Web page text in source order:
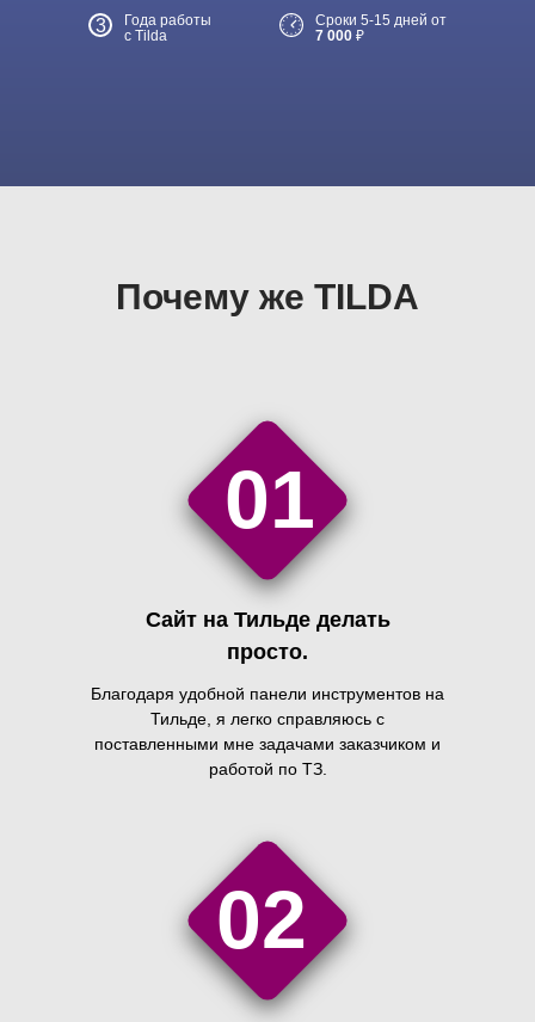
Года работы
с Tilda
Сроки 5-15 дней от
7 000 ₽
3
Почему же TILDA
01
Сайт на Тильде делать
просто.
Благодаря удобной панели инструментов на
Тильде, я легко справляюсь с
поставленными мне задачами заказчиком и
работой по ТЗ.
02